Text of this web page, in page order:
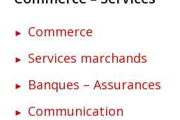
Commerce
Services marchands
Banques – Assurances
Communication